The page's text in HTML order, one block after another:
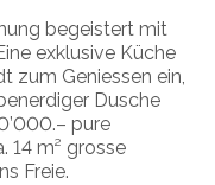
begeistert mit
exklusive Küche
zum Geniessen ein,
Dusche
pure
14 m² grosse
Freie.